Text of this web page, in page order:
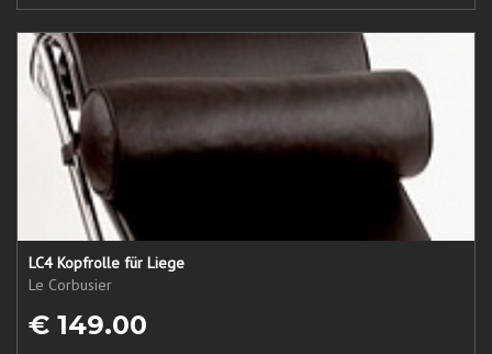
LC4 Kopfrolle für Liege
Le Corbusier
€ 149.00